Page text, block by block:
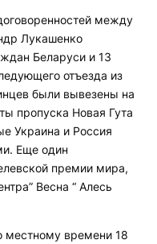
между
Лукашенко
Беларуси и 13
отъезда из
были вывезены на
пропуска Новая Гута
Украина и Россия
Еще один
премии мира,
Весна “ Алесь
местному времени 18